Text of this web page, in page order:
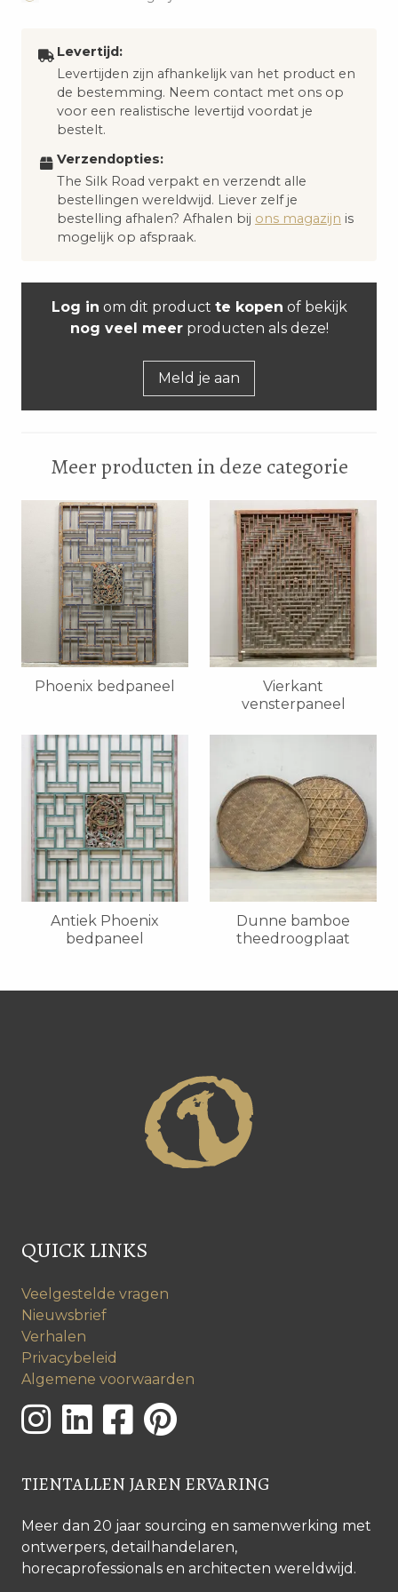
Levertijd:
Levertijden zijn afhankelijk van het product en
de bestemming. Neem contact met ons op
voor een realistische levertijd voordat je
bestelt.
Verzendopties:
The Silk Road verpakt en verzendt alle
bestellingen wereldwijd. Liever zelf je
bestelling afhalen? Afhalen bij ons magazijn is
mogelijk op afspraak.
Log in om dit product te kopen of bekijk
nog veel meerproducten als deze!
Meld je aan
Meer producten in deze categorie
Phoenix bedpaneel
Vierkant
vensterpaneel
Antiek Phoenix
bedpaneel
Dunne bamboe
theedroogplaat
QUICK LINKS
Veelgestelde vragen
Nieuwsbrief
Verhalen
Privacybeleid
Algemene voorwaarden
TIENTALLEN JAREN ERVARING
Meer dan 20 jaar sourcing en samenwerking met
ontwerpers, detailhandelaren,
horecaprofessionals en architecten wereldwijd.